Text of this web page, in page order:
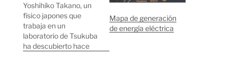
Yoshihiko Takano, un
físico japones que
trabaja en un
laboratorio de Tsukuba
ha descubierto hace
Mapa de generación
de energía eléctrica